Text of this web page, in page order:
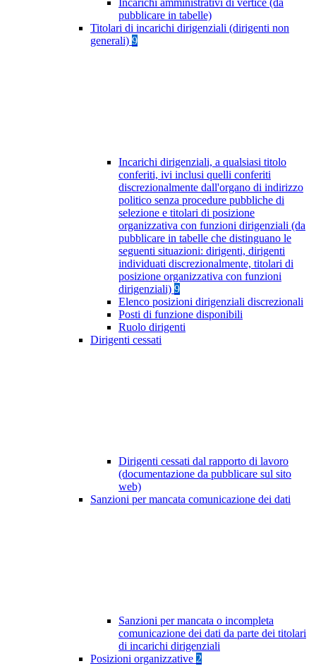
Incarichi amministrativi di vertice (da
pubblicare in tabelle)
Titolari di incarichi dirigenziali (dirigenti non
generali) 9
Incarichi dirigenziali, a qualsiasi titolo
conferiti, ivi inclusi quelli conferiti
discrezionalmente dall'organo di indirizzo
politico senza procedure pubbliche di
selezione e titolari di posizione
organizzativa con funzioni dirigenziali (da
pubblicare in tabelle che distinguano le
seguenti situazioni: dirigenti, dirigenti
individuati discrezionalmente, titolari di
posizione organizzativa con funzioni
dirigenziali) 9
Elenco posizioni dirigenziali discrezionali
Posti di funzione disponibili
Ruolo dirigenti
Dirigenti cessati
Dirigenti cessati dal rapporto di lavoro
(documentazione da pubblicare sul sito
web)
Sanzioni per mancata comunicazione dei dati
Sanzioni per mancata o incompleta
comunicazione dei dati da parte dei titolari
di incarichi dirigenziali
Posizioni organizzative 2